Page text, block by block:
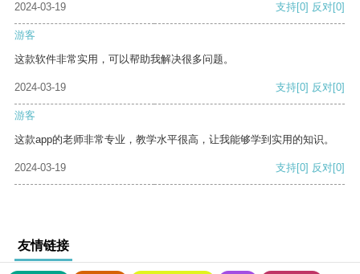
2024-03-19
支持[0] 反对[0]
游客
这款软件非常实用，可以帮助我解决很多问题。
2024-03-19 支持[0] 反对[0]
游客
这款app的老师非常专业，教学水平很高，让我能够学到实用的知识。
2024-03-19 支持[0] 反对[0]
友情链接